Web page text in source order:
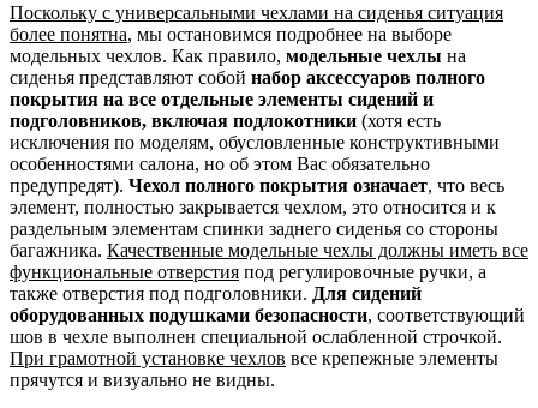
Поскольку с универсальными чехлами на сиденья ситуация
более понятна, мы остановимся подробнее на выборе
модельных чехлов. Как правило, модельные чехлы на
сиденья представляют собой набор аксессуаров полного
покрытия на все отдельные элементы сидений и
подголовников, включая подлокотники (хотя есть
исключения по моделям, обусловленные конструктивными
особенностями салона, но об этом Вас обязательно
предупредят). Чехол полного покрытия означает, что весь
элемент, полностью закрывается чехлом, это относится и к
раздельным элементам спинки заднего сиденья со стороны
багажника. Качественные модельные чехлы должны иметь все
функциональные отверстия под регулировочные ручки, а
также отверстия под подголовники. Для сидений
оборудованных подушками безопасности, соответствующий
шов в чехле выполнен специальной ослабленной строчкой.
При грамотной установке чехлов все крепежные элементы
прячутся и визуально не видны.